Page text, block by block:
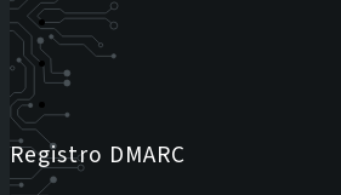
Registro DMARC